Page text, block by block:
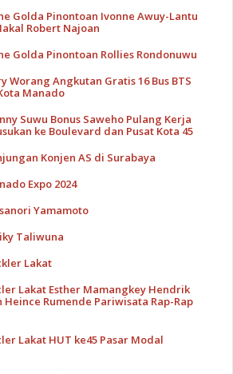
Golda Pinontoan Ivonne Awuy-Lantu
Robert Najoan
Golda Pinontoan Rollies Rondonuwu
Worang Angkutan Gratis 16 Bus BTS
Manado
Suwu Bonus Saweho Pulang Kerja
ke Boulevard dan Pusat Kota 45
Konjen AS di Surabaya
Expo 2024
Yamamoto
Taliwuna
Lakat
Lakat Esther Mamangkey Hendrik
Heince Rumende Pariwisata Rap-Rap
Lakat HUT ke45 Pasar Modal